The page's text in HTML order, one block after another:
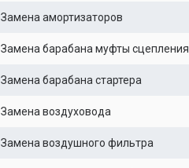
Замена амортизаторов
Замена барабана муфты сцепления
Замена барабана стартера
Замена воздуховода
Замена воздушного фильтра